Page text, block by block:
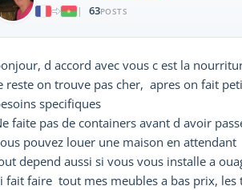
|
63POSTS
d accord avec vous c est la
reste on trouve pas cher, apres on fait
specifiques
faite pas de containers avant d avoir
pouvez louer une maison en attendant
depend aussi si vous vous installe a
fait faire tout mes meubles a bas prix, les